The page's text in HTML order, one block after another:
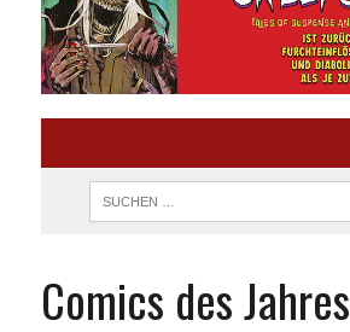
Comics des Jahres